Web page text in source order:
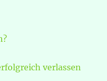
verlassen